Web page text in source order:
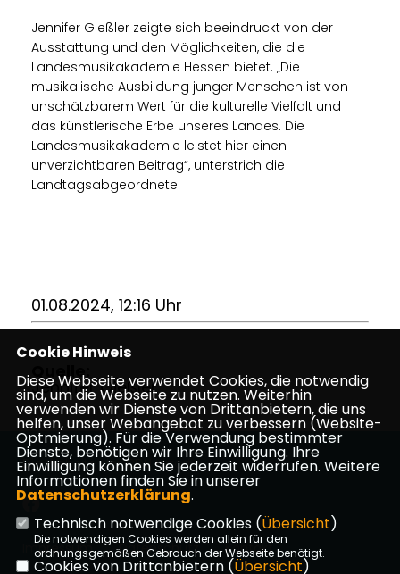
Jennifer Gießler zeigte sich beeindruckt von der
Ausstattung und den Möglichkeiten, die die
Landesmusikakademie Hessen bietet. „Die
musikalische Ausbildung junger Menschen ist von
unschätzbarem Wert für die kulturelle Vielfalt und
das künstlerische Erbe unseres Landes. Die
Landesmusikakademie leistet hier einen
unverzichtbaren Beitrag“, unterstrich die
Landtagsabgeordnete.
01.08.2024, 12:16 Uhr
Quelle:
Jennifer Gießler
Die Website der CDU Kirtorf
Impressum Datenschutz Kontakt
Cookie Hinweis
Diese Webseite verwendet Cookies, die notwendig
sind, um die Webseite zu nutzen. Weiterhin
verwenden wir Dienste von Drittanbietern, die uns
helfen, unser Webangebot zu verbessern (Website-
Optmierung). Für die Verwendung bestimmter
Dienste, benötigen wir Ihre Einwilligung. Ihre
Einwilligung können Sie jederzeit widerrufen. Weitere
Informationen finden Sie in unserer
Datenschutzerklärung.
Technisch notwendige Cookies (Übersicht)
Die notwendigen Cookies werden allein für den
ordnungsgemäßen Gebrauch der Webseite benötigt.
Cookies von Drittanbietern (Übersicht)